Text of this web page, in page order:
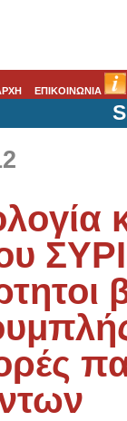
ΕΠΙΚΟΙΝΩΝΙΑ